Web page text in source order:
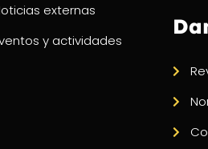
externas
y actividades